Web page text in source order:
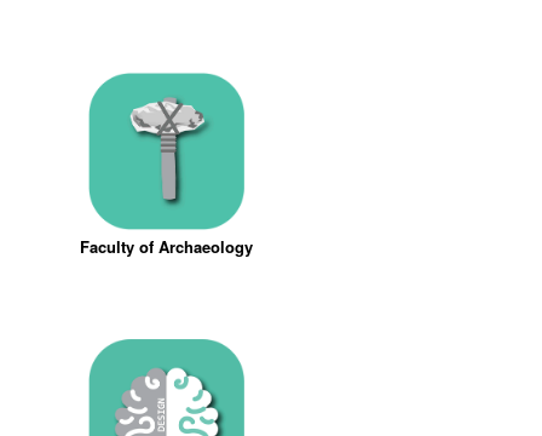
Faculty of Archaeology